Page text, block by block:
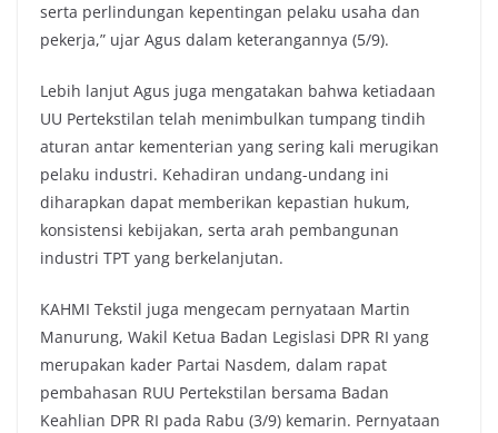
serta perlindungan kepentingan pelaku usaha dan
pekerja,” ujar Agus dalam keterangannya (5/9).
Lebih lanjut Agus juga mengatakan bahwa ketiadaan
UU Pertekstilan telah menimbulkan tumpang tindih
aturan antar kementerian yang sering kali merugikan
pelaku industri. Kehadiran undang-undang ini
diharapkan dapat memberikan kepastian hukum,
konsistensi kebijakan, serta arah pembangunan
industri TPT yang berkelanjutan.
KAHMI Tekstil juga mengecam pernyataan Martin
Manurung, Wakil Ketua Badan Legislasi DPR RI yang
merupakan kader Partai Nasdem, dalam rapat
pembahasan RUU Pertekstilan bersama Badan
Keahlian DPR RI pada Rabu (3/9) kemarin. Pernyataan